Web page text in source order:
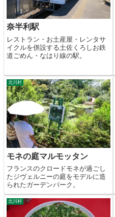
奈半利駅
レストラン・お土産屋・レンタサ
イクルを併設する土佐くろしお鉄
道ごめん・なはり線の駅。
北川村
モネの庭マルモッタン
フランスのクロードモネが過ごし
たジヴェルニーの庭をモデルに造
られたガーデンパーク。
北川村